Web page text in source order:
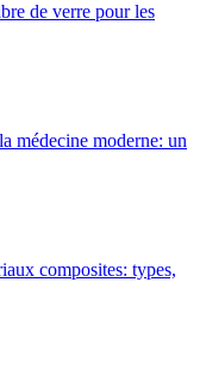
de verre pour les
médecine moderne: un
composites: types,